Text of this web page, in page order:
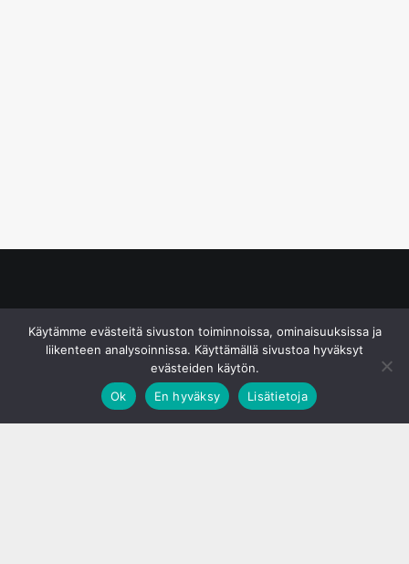
Käytämme evästeitä sivuston toiminnoissa, ominaisuuksissa ja
liikenteen analysoinnissa. Käyttämällä sivustoa hyväksyt
evästeiden käytön.
Ok
En hyväksy Lisätietoja